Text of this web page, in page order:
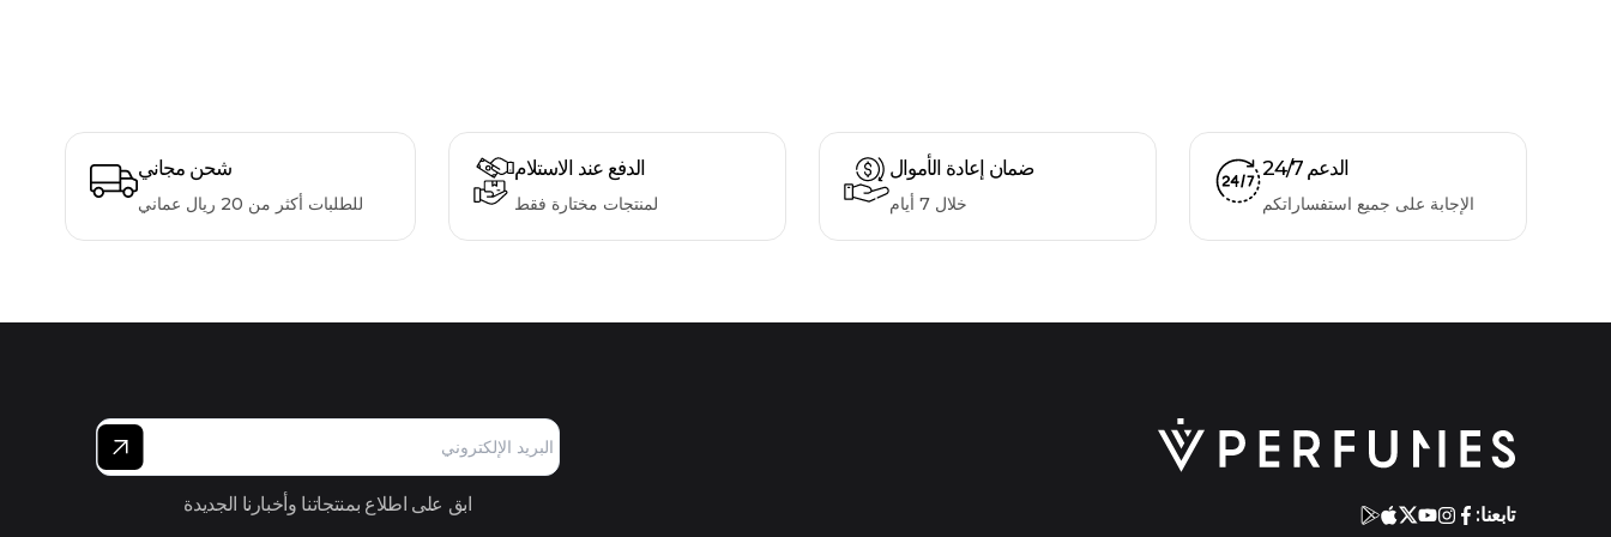
شحن مجاني
للطلبات أكثر من 20 ريال عماني
الدفع عند الاستلام
لمنتجات مختارة فقط
ضمان إعادة الأموال
خلال 7 أيام
الدعم 24/7
الإجابة على جميع استفساراتكم
تابعنا: ابق على اطلاع بمنتجاتنا وأخبارنا الجديدة